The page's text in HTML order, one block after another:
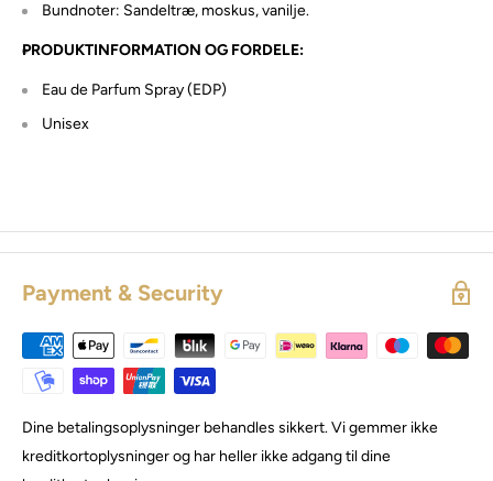
Bundnoter: Sandeltræ, moskus, vanilje.
PRODUKTINFORMATION OG FORDELE:
Eau de Parfum Spray (EDP)
Unisex
Payment & Security
Dine betalingsoplysninger behandles sikkert. Vi gemmer ikke
kreditkortoplysninger og har heller ikke adgang til dine